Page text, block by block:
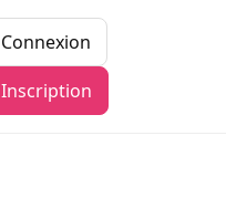
Connexion
Inscription